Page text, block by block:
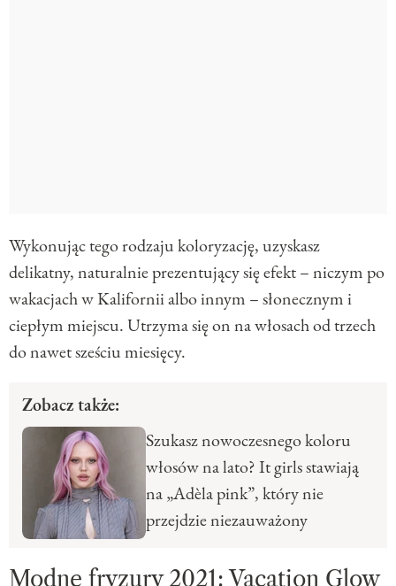
Wykonując tego rodzaju koloryzację, uzyskasz
delikatny, naturalnie prezentujący się efekt – niczym po
wakacjach w Kalifornii albo innym – słonecznym i
ciepłym miejscu. Utrzyma się on na włosach od trzech
do nawet sześciu miesięcy.
Zobacz także:
Szukasz nowoczesnego koloru
włosów na lato? It girls stawiają
na „Adèla pink”, który nie
przejdzie niezauważony
Modne fryzury 2021: Vacation Glow